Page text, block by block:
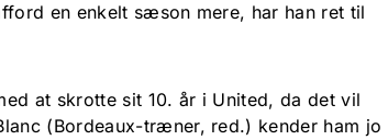
en enkelt sæson mere, har han ret til
at skrotte sit 10. år i United, da det vil
(Bordeaux-træner, red.) kender ham jo